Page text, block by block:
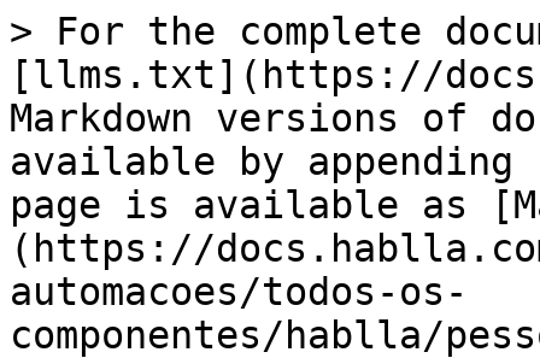
> For the complete
[llms.txt](https://
Markdown versions of
available by
page is available as
(https://
automacoes/todos-os-
componentes/hablla/